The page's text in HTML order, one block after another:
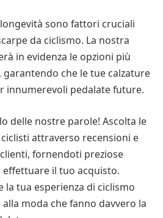
sono fattori cruciali
da ciclismo. La nostra
in evidenza le opzioni più
che le tue calzature
innumerevoli pedalate future.
delle nostre parole! Ascolta le
attraverso recensioni e
fornendoti preziose
il tuo acquisto.
tua esperienza di ciclismo
moda che fanno davvero la